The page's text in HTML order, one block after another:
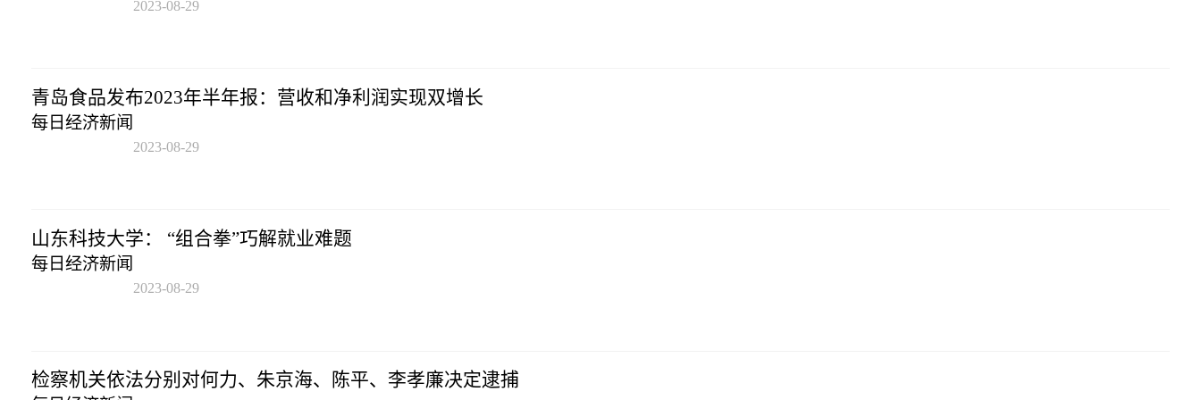
2023-08-29
青岛食品发布2023年半年报：营收和净利润实现双增长
每日经济新闻
2023-08-29
山东科技大学： “组合拳”巧解就业难题
每日经济新闻
2023-08-29
检察机关依法分别对何力、朱京海、陈平、李孝廉决定逮捕